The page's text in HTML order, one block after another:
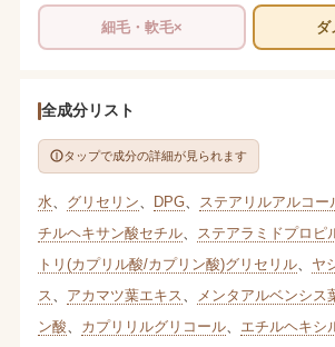
細毛・軟毛× ダ
全成分リスト
タップで成分の詳細が見られます
水 グリセリン DPG、 ステアリルアルコー
チルヘキサン酸セチル、 ステアラミドプロピ
トリ(カプリル酸/カプリン酸)グリセリル、 ヤ
ス
アカマツ葉エキス メンタアルベンシス
ン酸
カプリリルグリコール、 エチルヘキシ